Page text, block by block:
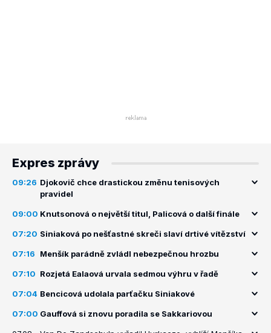
Expres zprávy
09:26 Djokovič chce drastickou změnu tenisových
pravidel
09:00 Knutsonová o největší titul, Palicová o další finále
07:20 Siniaková po nešťastné skreči slaví drtivé vítězství
07:16 Menšík parádně zvládl nebezpečnou hrozbu
07:10 Rozjetá Ealaová urvala sedmou výhru v řadě
07:04 Bencicová udolala parťačku Siniakové
07:00 Gauffová si znovu poradila se Sakkariovou